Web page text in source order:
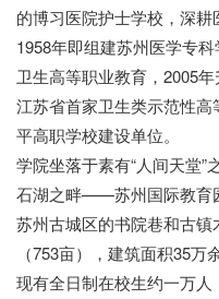
的博习医院护士学校，深
1958年即组建苏州医学专
卫生高等职业教育，2005
江苏省首家卫生类示范性
平高职学校建设单位。
学院坐落于素有“人间天堂
石湖之畔——苏州国际教育
苏州古城区的书院巷和古
（753亩），建筑面积35万
现有全日制在校生约一万